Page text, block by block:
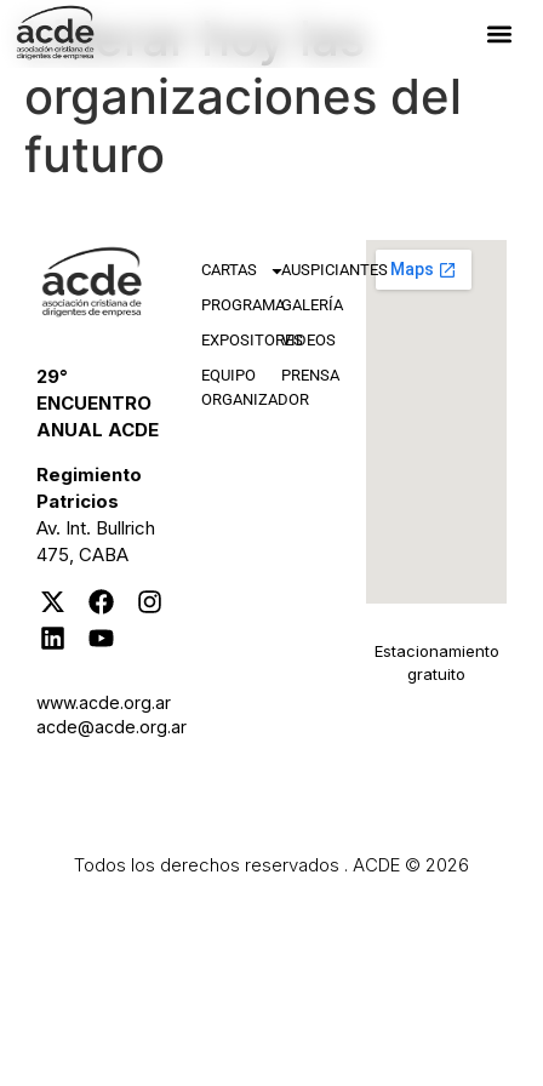
Liderar hoy las
organizaciones del
futuro
29°
ENCUENTRO
ANUAL ACDE
Regimiento
Patricios
Av. Int. Bullrich
475, CABA
www.acde.org.ar
acde@acde.org.ar
CARTAS
PROGRAMA
EXPOSITORES
EQUIPO
ORGANIZADOR
AUSPICIANTES
GALERÍA
VIDEOS
PRENSA
Estacionamiento
gratuito
Todos los derechos reservados . ACDE © 2026